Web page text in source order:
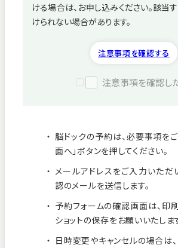
病院紹介
ける場合は、お申し込みください。該当
けられない場合があります。
注意事項を確認する
注意事項を確認した
脳ドックの予約は、必要事項を
面へ」ボタンを押してください。
メールアドレスをご入力いた
認のメールを送信します。
予約フォームの確認画面は、印
ショットの保存をお願いいたしま
日時変更やキャンセルの場合は